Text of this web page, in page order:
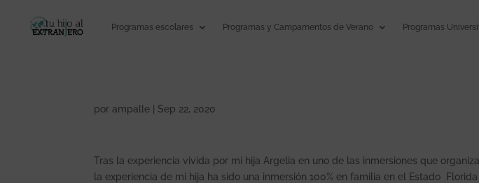
Programas escolares Programas y Campamentos de Verano Programas
porampalle Sep 22, 2020
Tras la experiencia vivida por mi hija Argelia en uno de las inmersiones que
la experiencia de mi hija ha sido una inmersión 100% en familia en el Estado